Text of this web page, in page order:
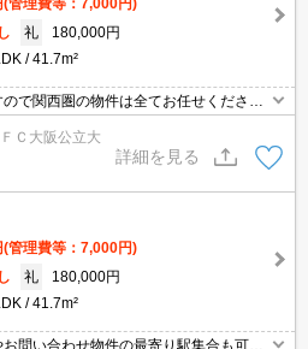
(管理費等：7,000円)
礼
180,000円
41.7m²
で関西圏の物件は全てお任せくださ
までお気軽にお問い合わせくださいま
クレジット決済が可能ですので安心して
Ｃ大阪公立大
詳細を見る
(管理費等：7,000円)
礼
180,000円
41.7m²
問い合わせ物件の最寄り駅集合も可能